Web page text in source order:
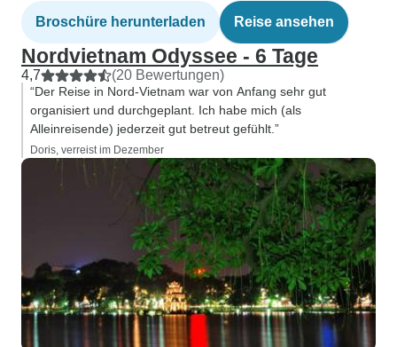
Broschüre herunterladen Reise ansehen
Nordvietnam Odyssee - 6 Tage
4,7 (20 Bewertungen)
“Der Reise in Nord-Vietnam war von Anfang sehr gut
organisiert und durchgeplant. Ich habe mich (als
Alleinreisende) jederzeit gut betreut gefühlt.”
Doris, verreist im Dezember